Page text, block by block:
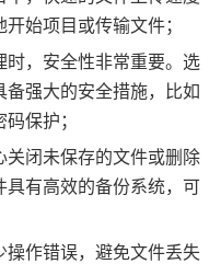
始项目或传输文件；
时，安全性非常重要。选
强大的安全措施，比如
保护；
关闭未保存的文件或删除
具有高效的备份系统，可
操作错误，避免文件丢失